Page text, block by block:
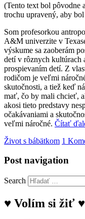
(Tento text bol pôvodne
trochu upravený, aby
Som profesorkou
A&M univerzite v
výskume sa zaoberám
detí v rôznych kultúrach
prospievaním detí. Z
rodičom je veľmi
skutočnosti, a tiež keď
mať, čo by mali chcieť,
akosi tieto predstavy
očakávaniami a
veľmi náročné. Čítať
Život s bábätkom 1
Post navigation
Search
♥ Volím si žiť ♥